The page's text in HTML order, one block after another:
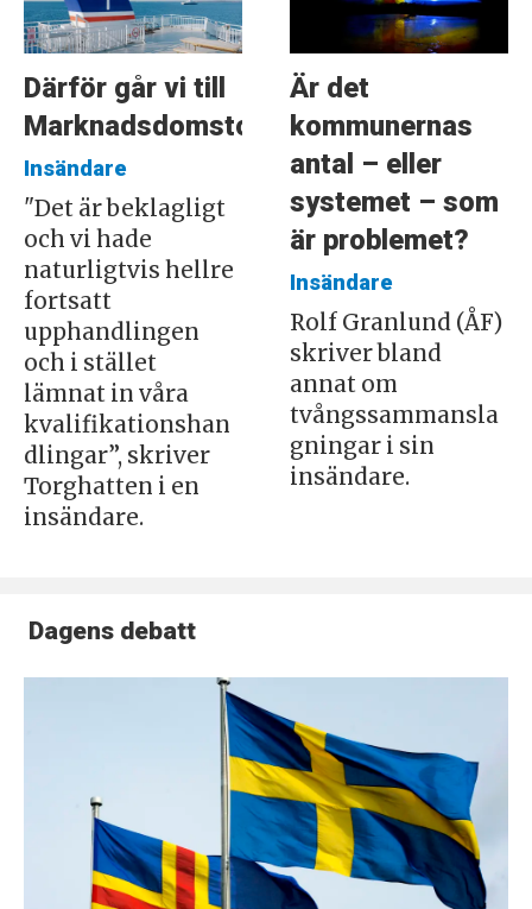
Därför går vi till
Marknadsdomstolen
Insändare
"Det är beklagligt
och vi hade
naturligtvis hellre
fortsatt
upphandlingen
och i stället
lämnat in våra
kvalifikationshan
dlingar”, skriver
Torghatten i en
insändare.
Är det
kommunernas
antal – eller
systemet – som
är problemet?
Insändare
Rolf Granlund (ÅF)
skriver bland
annat om
tvångssammansla
gningar i sin
insändare.
Dagens debatt